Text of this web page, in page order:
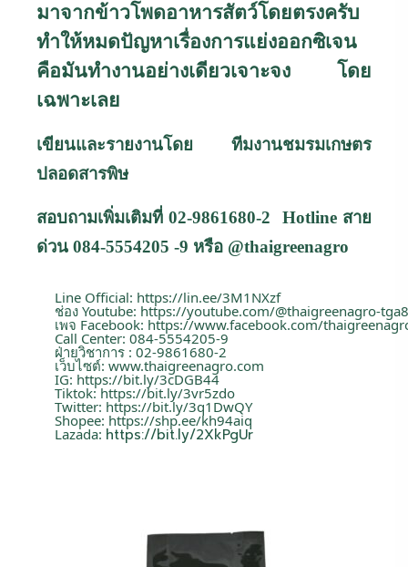
มาจากข้าวโพดอาหารสัตว์โดยตรงครับ
ทำให้หมดปัญหาเรื่องการแย่งออกซิเจน
คือมันทำงานอย่างเดียวเจาะจง โดย
เฉพาะเลย
เขียนและรายงานโดย ทีมงานชมรมเกษตร
ปลอดสารพิษ
สอบถามเพิ่มเติมที่ 02-9861680-2 Hotline สาย
ด่วน 084-5554205 -9 หรือ @thaigreenagro
Line Official: https://lin.ee/3M1NXzf
ช่อง Youtube: https://youtube.com/@thaigreenagro-
เพจ Facebook: https://www.facebook.com/
Call Center: 084-5554205-9
ฝ่ายวิชาการ : 02-9861680-2
เว็บไซต์: www.thaigreenagro.com
IG: https://bit.ly/3cDGB44
Tiktok: https://bit.ly/3vr5zdo
Twitter: https://bit.ly/3q1DwQY
Shopee: https://shp.ee/kh94aiq
Lazada: https://bit.ly/2XkPgUr